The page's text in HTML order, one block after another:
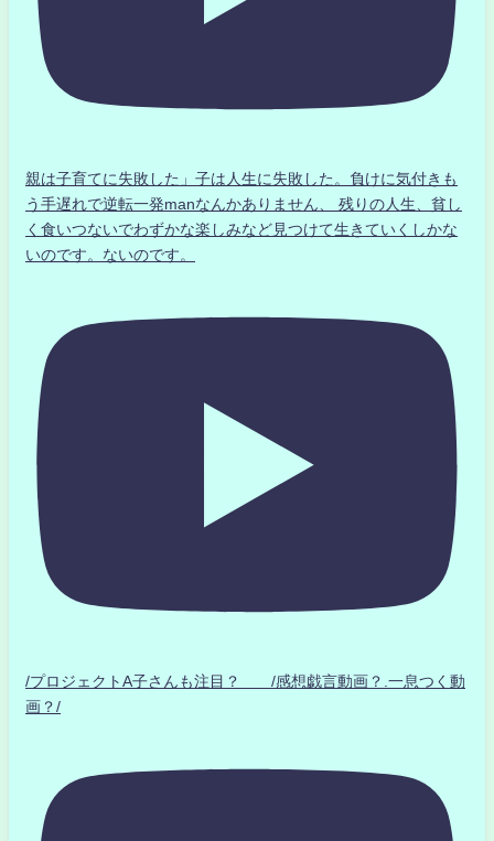
親は子育てに失敗した」子は人生に失敗した。負けに気付きも
う手遅れで逆転一発manなんかありません、 残りの人生、貧し
く食いつないでわずかな楽しみなど見つけて生きていくしかな
いのです。ないのです。
/プロジェクトA子さんも注目？ /感想戯言動画？.一息つく動
画？/